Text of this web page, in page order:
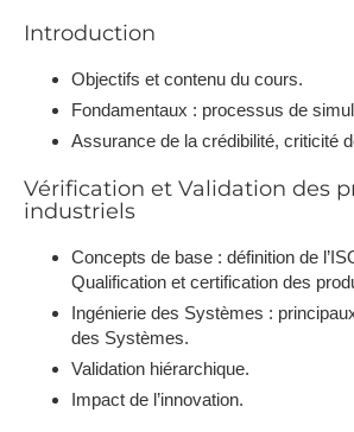
Introduction
Objectifs et contenu du cours.
Fondamentaux : processus de
Assurance de la crédibilité, criticité
Vérification et Validation des
industriels
Concepts de base : définition de
Qualification et certification des
Ingénierie des Systèmes :
des Systèmes.
Validation hiérarchique.
Impact de l’innovation.